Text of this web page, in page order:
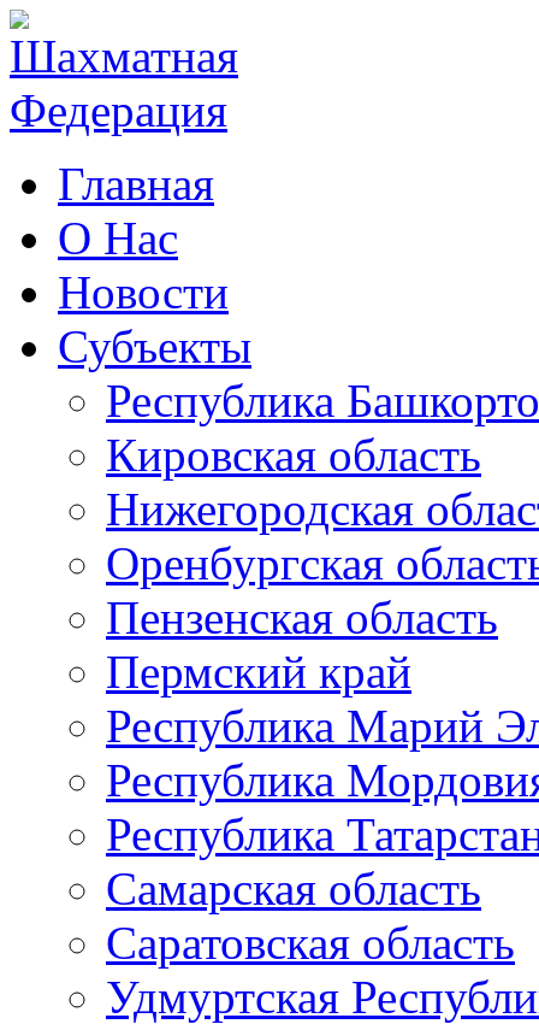
Главная
О Нас
Новости
Субъекты
Республика
Кировская область
Нижегородская
Оренбургская
Пензенская область
Пермский край
Республика Марий
Республика
Республика
Самарская область
Саратовская область
Удмуртская